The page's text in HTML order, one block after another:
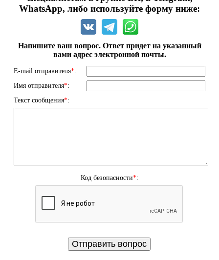
WhatsApp, либо используйте форму ниже:
Напишите ваш вопрос. Ответ придет на указанный
вами адрес электронной почты.
E-mail отправителя*:
Имя отправителя*:
Текст сообщения*:
Код безопасности*: